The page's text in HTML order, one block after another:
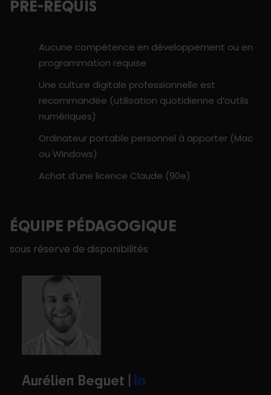
PRÉ-REQUIS
Aucune compétence en développement ou en
programmation requise
Une culture digitale professionnelle est
recommandée (utilisation quotidienne d’outils
numériques)
Ordinateur portable personnel à apporter (Mac
ou Windows)
Achat d’une licence Claude (90e)
ÉQUIPE PÉDAGOGIQUE
sous réserve de disponibilités
Aurélien Beguet |